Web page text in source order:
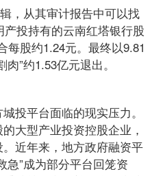
，从其审计报告中可以找
投持有的云南红塔银行股
每股约1.24元。最终以9.81
”约1.53亿元退出。
投平台面临的现实压力。
大型产业投资控股企业，
近年来，地方政府融资平
急”成为部分平台回笼资